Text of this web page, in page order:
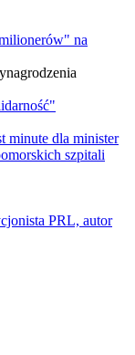
na
minute dla minister
szpitali
PRL, autor